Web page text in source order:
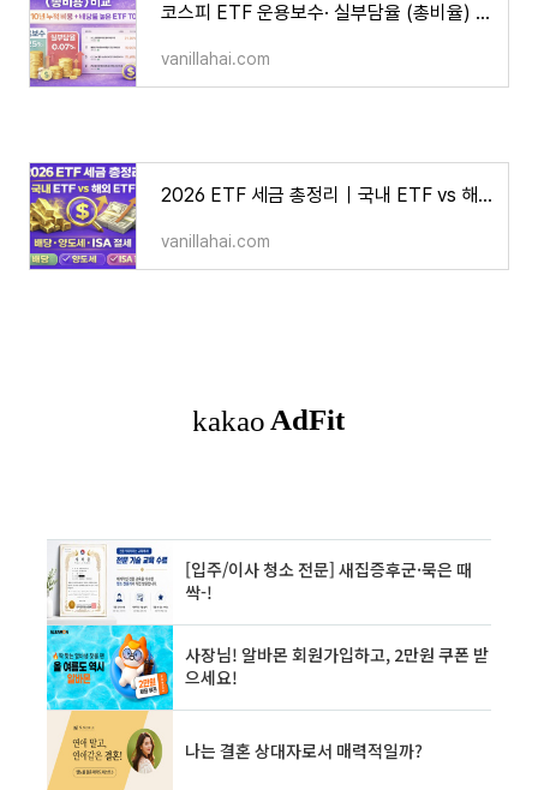
코스피 ETF 운용보수· 실부담율 (총비율) 비교｜1억 10년 누적 비용 + 배당률 높은 ETF TOP 7
vanillahai.com
2026 ETF 세금 총정리｜국내 ETF vs 해외 ETF (배당·양도세·ISA 절세)
vanillahai.com